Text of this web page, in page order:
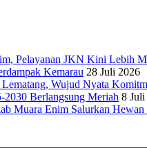
Pelayanan JKN Kini Lebih
Kemarau 28 Juli 2026
Wujud Nyata
Berlangsung Meriah 8
Muara Enim Salurkan